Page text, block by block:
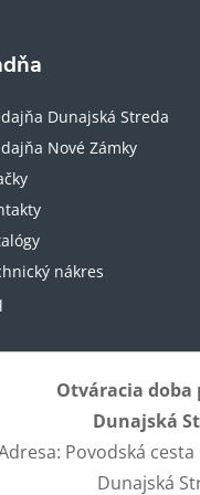
Dunajská Streda
Nové Zámky
nákres
Otváracia doba
Dunajská
Povodská cesta
Dunajská